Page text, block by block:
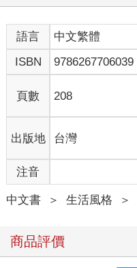
語言 中文繁體
ISBN
9786267706039
頁數 208
出版地 台灣
注音
中文書 ＞ 生活風格 ＞
商品評價